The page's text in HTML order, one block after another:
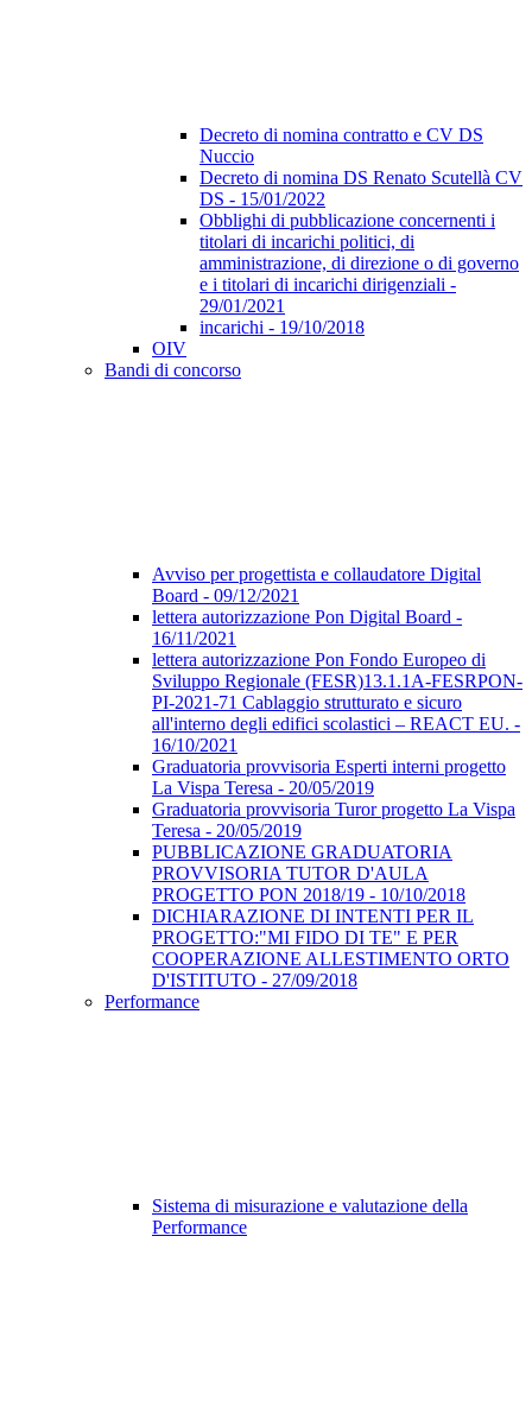
Decreto di nomina contratto e CV DS
Nuccio
Decreto di nomina DS Renato Scutellà CV
DS - 15/01/2022
Obblighi di pubblicazione concernenti i
titolari di incarichi politici, di
amministrazione, di direzione o di governo
e i titolari di incarichi dirigenziali -
29/01/2021
incarichi - 19/10/2018
OIV
Bandi di concorso
Avviso per progettista e collaudatore Digital
Board - 09/12/2021
lettera autorizzazione Pon Digital Board -
16/11/2021
lettera autorizzazione Pon Fondo Europeo di
Sviluppo Regionale (FESR)13.1.1A-FESRPON-
PI-2021-71 Cablaggio strutturato e sicuro
all'interno degli edifici scolastici – REACT EU. -
16/10/2021
Graduatoria provvisoria Esperti interni progetto
La Vispa Teresa - 20/05/2019
Graduatoria provvisoria Turor progetto La Vispa
Teresa - 20/05/2019
PUBBLICAZIONE GRADUATORIA
PROVVISORIA TUTOR D'AULA
PROGETTO PON 2018/19 - 10/10/2018
DICHIARAZIONE DI INTENTI PER IL
PROGETTO:"MI FIDO DI TE" E PER
COOPERAZIONE ALLESTIMENTO ORTO
D'ISTITUTO - 27/09/2018
Performance
Sistema di misurazione e valutazione della
Performance